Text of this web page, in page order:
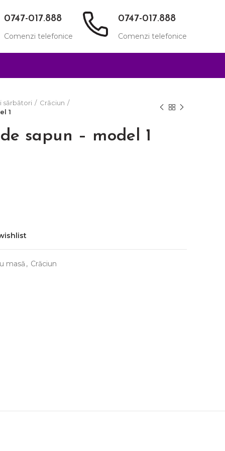
0747-017.888
Comenzi telefonice
0747-017.888
Comenzi telefonice
sărbători
Crăciun
1
sapun – model 1
masă , Crăciun